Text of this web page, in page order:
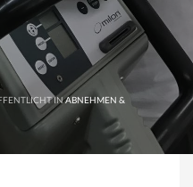
INABNEHMEN &